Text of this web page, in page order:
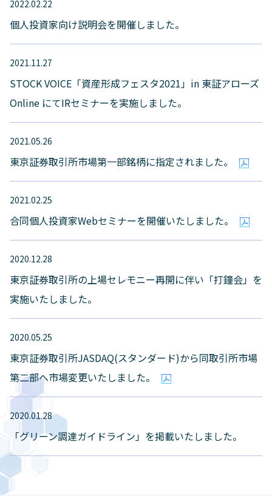
2022.02.22
個人投資家向け説明会を開催しました。
2021.11.27
STOCK VOICE「資産形成フェスタ2021」in 東証アローズ
Online にてIRセミナーを実施しました。
2021.05.26
東京証券取引所市場第一部銘柄に指定されました。
2021.02.25
合同個人投資家Webセミナーを開催いたしました。
2020.12.28
東京証券取引所の上場セレモニー再開に伴い「打鐘会」を
実施いたしました。
2020.05.25
東京証券取引所JASDAQ(スタンダード)から同取引所市場
第二部へ市場変更いたしました。
2020.01.28
「グリーン調達ガイドライン」を掲載いたしました。